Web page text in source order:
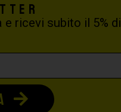
e ricevi subito il 5% di